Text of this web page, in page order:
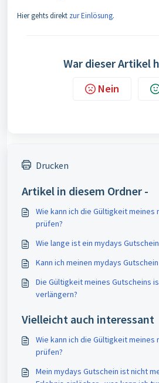
Hier gehts direkt zur Einlösung.
War dieser Artikel
Nein
Drucken
Artikel in diesem Ordner -
Wie kann ich die Gültigkeit meines
prüfen?
Wie lange ist ein mydays
Kann ich meinen mydays
Die Gültigkeit meines Gutscheins
verlängern?
Vielleicht auch interessant
Wie kann ich die Gültigkeit meines
prüfen?
Mein mydays Gutschein ist nicht